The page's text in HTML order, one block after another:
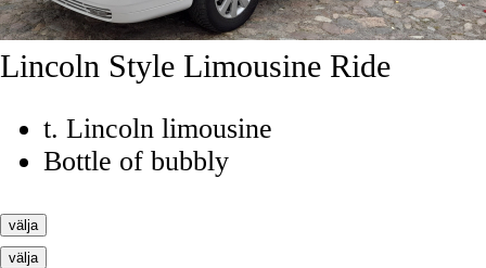
Lincoln Style Limousine Ride
t. Lincoln limousine
Bottle of bubbly
välja
välja